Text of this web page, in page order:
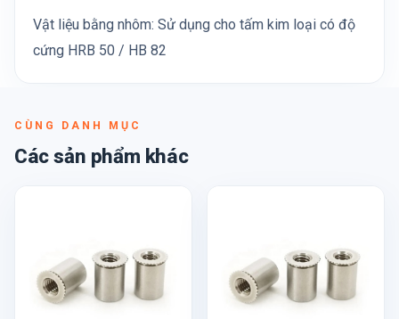
Vật liệu bằng nhôm: Sử dụng cho tấm kim loại có độ
cứng HRB 50 / HB 82
CÙNG DANH MỤC
Các sản phẩm khác